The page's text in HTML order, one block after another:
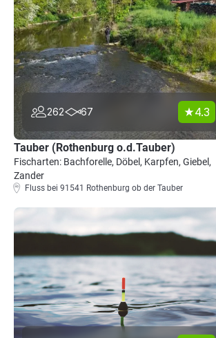
262 67 4.3
Tauber (Rothenburg o.d.Tauber)
Fischarten: Bachforelle, Döbel, Karpfen, Giebel,
Zander
Fluss bei 91541 Rothenburg ob der Tauber